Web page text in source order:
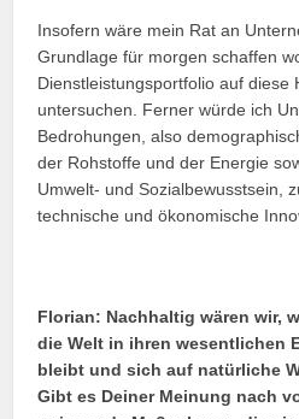
Insofern wäre mein Rat an
Grundlage für morgen schaffen
Dienstleistungsportfolio auf diese
untersuchen. Ferner würde ich
Bedrohungen, also
der Rohstoffe und der Energie
Umwelt- und Sozialbewusstsein,
technische und ökonomische
Florian: Nachhaltig wären wir,
die Welt in ihren wesentlichen
bleibt und sich auf natürliche
Gibt es Deiner Meinung nach